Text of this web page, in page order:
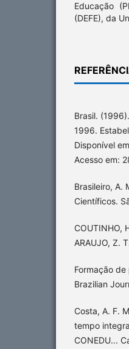
Educação
(DEFE), da
Brasil.
1996.
Disponível
Acesso em:
Brasileiro, A.
Científicos.
COUTINHO,
ARAUJO, Z.
Formação
Brazilian
Costa, A. F.
tempo
CONEDU...